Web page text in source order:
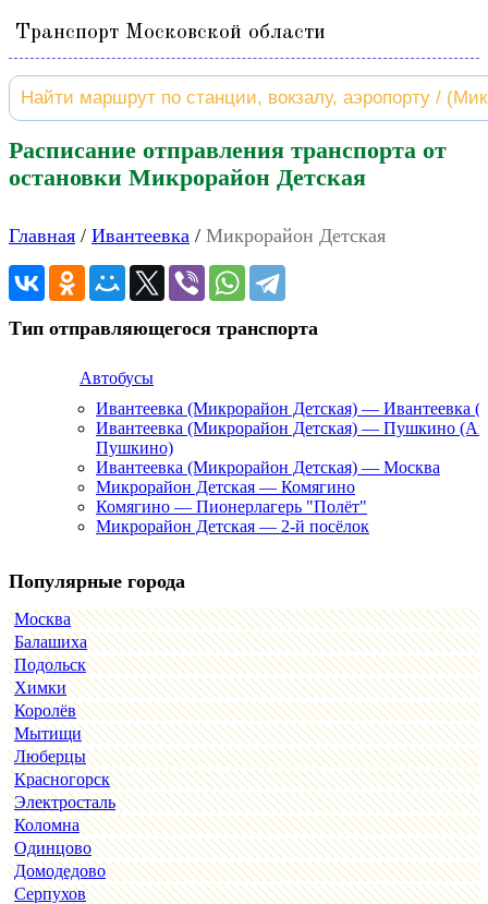
Транспорт Московской области
Расписание отправления транспорта от
остановки Микрорайон Детская
Главная Ивантеевка Микрорайон Детская
Тип отправляющегося транспорта
Автобусы
Ивантеевка (Микрорайон Детская) — Ивантеевка
Ивантеевка (Микрорайон Детская) — Пушкино
Пушкино)
Ивантеевка (Микрорайон Детская) — Москва
Микрорайон Детская — Комягино
Комягино — Пионерлагерь "Полёт"
Микрорайон Детская — 2-й посёлок
Популярные города
Москва
Балашиха
Подольск
Химки
Королёв
Мытищи
Люберцы
Красногорск
Электросталь
Коломна
Одинцово
Домодедово
Серпухов